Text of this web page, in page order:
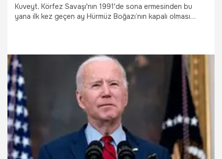
Kuveyt, Körfez Savaşı'nın 1991'de sona ermesinden bu
yana ilk kez geçen ay Hürmüz Boğazı’nın kapalı olması
2.05.2026 Dünya